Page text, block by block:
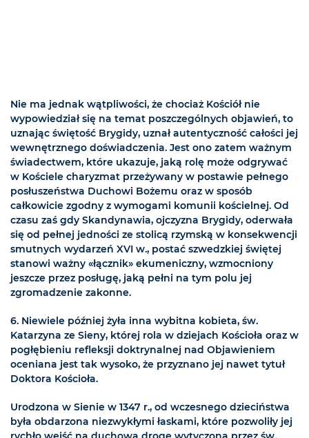
Nie ma jednak wątpliwości, że chociaż Kościół nie
wypowiedział się na temat poszczególnych objawień, to
uznając świętość Brygidy, uznał autentyczność całości jej
wewnętrznego doświadczenia. Jest ono zatem ważnym
świadectwem, które ukazuje, jaką rolę może odgrywać
w Kościele charyzmat przeżywany w postawie pełnego
posłuszeństwa Duchowi Bożemu oraz w sposób
całkowicie zgodny z wymogami komunii kościelnej. Od
czasu zaś gdy Skandynawia, ojczyzna Brygidy, oderwała
się od pełnej jedności ze stolicą rzymską w konsekwencji
smutnych wydarzeń XVI w., postać szwedzkiej świętej
stanowi ważny «łącznik» ekumeniczny, wzmocniony
jeszcze przez posługę, jaką pełni na tym polu jej
zgromadzenie zakonne.
6. Niewiele później żyła inna wybitna kobieta, św.
Katarzyna ze Sieny, której rola w dziejach Kościoła oraz w
pogłębieniu refleksji doktrynalnej nad Objawieniem
oceniana jest tak wysoko, że przyznano jej nawet tytuł
Doktora Kościoła.
Urodzona w Sienie w 1347 r., od wczesnego dzieciństwa
była obdarzona niezwykłymi łaskami, które pozwoliły jej